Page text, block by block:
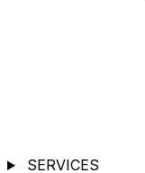
SERVICES